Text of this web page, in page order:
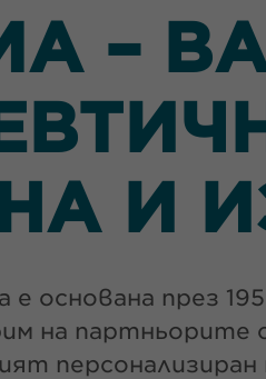
–
И
основана през
на